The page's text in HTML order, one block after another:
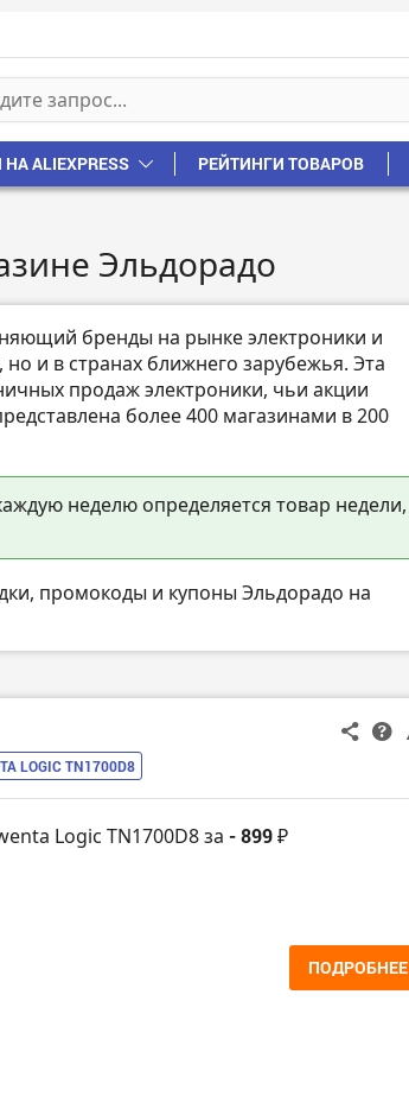
ALIEXPRESS РЕЙТИНГИ ТОВАРОВ
Эльдорадо
бренды на рынке электроники и
и в странах ближнего зарубежья. Эта
продаж электроники, чьи акции
более 400 магазинами в 200
неделю определяется товар недели,
промокоды и купоны Эльдорадо на
LOGIC TN1700D8
Logic TN1700D8 за - 899 ₽
ПОДРОБНЕЕ